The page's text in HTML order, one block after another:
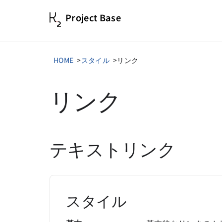
Project Base
HOME スタイル リンク
リンク
テキストリンク
スタイル